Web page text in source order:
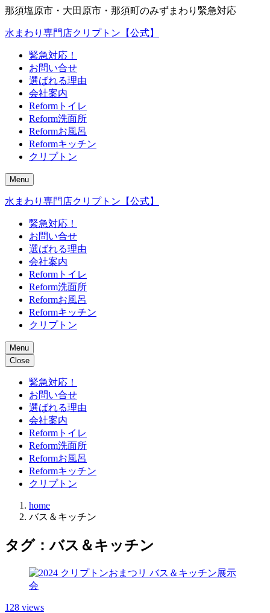
那須塩原市・大田原市・那須町のみずまわり緊急対応
水まわり専門店クリプトン【公式】
緊急対応！
お問い合せ
選ばれる理由
会社案内
Reformトイレ
Reform洗面所
Reformお風呂
Reformキッチン
クリプトン
Menu
水まわり専門店クリプトン【公式】
緊急対応！
お問い合せ
選ばれる理由
会社案内
Reformトイレ
Reform洗面所
Reformお風呂
Reformキッチン
クリプトン
Menu
Close
緊急対応！
お問い合せ
選ばれる理由
会社案内
Reformトイレ
Reform洗面所
Reformお風呂
Reformキッチン
クリプトン
home
バス＆キッチン
タグ：バス＆キッチン
128 views